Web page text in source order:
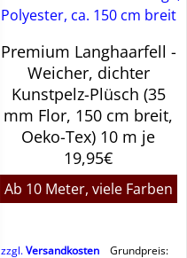
Premium Langhaarfell -
Weicher, dichter
Kunstpelz-Plüsch (35
mm Flor, 150 cm breit,
Oeko-Tex) 10 m je
19,95€
Ab 10 Meter, viele Farben
zzgl.Versandkosten Grundpreis: